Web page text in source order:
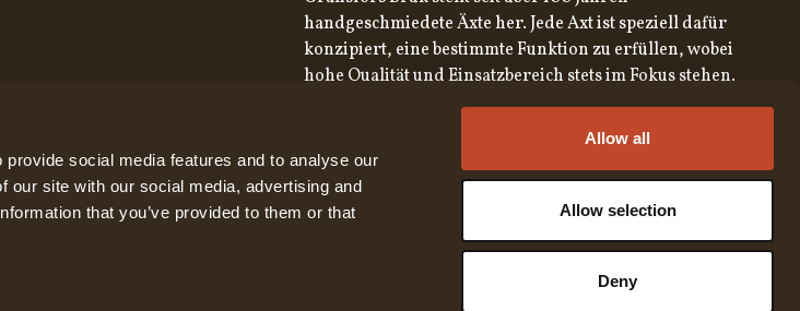
social media features and to analyse our
our site with our social media, advertising and
that you’ve provided to them or that
Allow all
Allow selection
Deny
handgeschmiedete Äxte her. Jede Axt ist speziell dafür
konzipiert, eine bestimmte Funktion zu erfüllen, wobei
hohe Qualität und Einsatzbereich stets im Fokus stehen.
MELDE DICH FÜR UNSEREN NEWSLETTER AN
REGISTRIEREN
Mit der Anmeldung zu unserem Newsletter stimmen Sie
unserer
Datenschutzerklärung zu.
United States
Austria